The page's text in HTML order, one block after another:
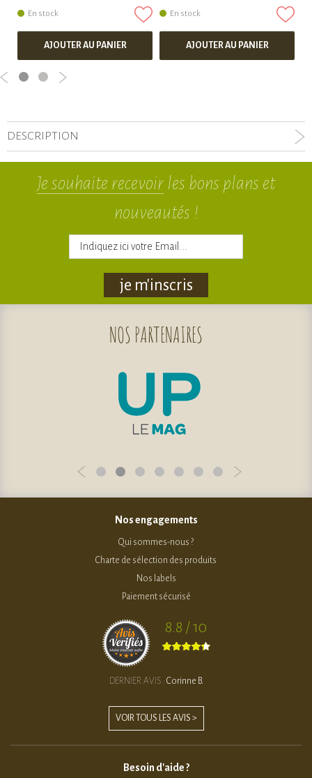
En stock
AJOUTER AU PANIER
En stock
AJOUTER AU PANIER
DESCRIPTION
Je souhaite recevoirles bons plans et
nouveautés !
je m'inscris
NOS PARTENAIRES
Nos engagements
Qui sommes-nous ?
Charte de sélection des produits
Nos labels
Paiement sécurisé
8.8 / 10
DERNIER AVIS : Corinne B.
VOIR TOUS LES AVIS >
Besoin d'aide ?